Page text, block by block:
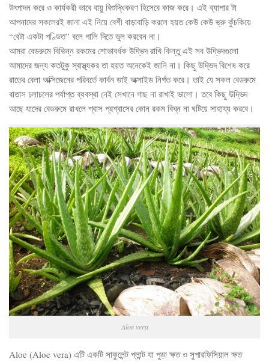
উৎপাদন করে ও কার্যকরী ভাবে বায়ু বিশুদ্ধিকরণ হিসেবে কাজ করে। এই ব্যাপার টা
আপনাদের সকলেরই জানা এই নিয়ে বেশী বাড়াবাড়ি করলে হয়ত কেউ কেউ ভ্রু কুঁচকিয়ে
“বেটা একটা পণ্ডিত” বলে গালি দিতে ভুল করবেন না।
আমরা বেডরুমে বিভিন্ন রকমের শোভাবর্ধক উদ্ভিদ রাখি কিন্তু এই সব উদ্ভিদগুলো
আমাদের জন্য কতটুকু স্বাস্থ্যকর তা হয়ত অনেকেই জানি না। কিছু উদ্ভিদ বিশেষ করে
রাতের বেলা অক্সিজেনের পরিবর্তে কার্বন ডাই অক্সাইড নির্গত করে। তাই যে সকল বেডরুমে
বাতাস চলাচলের পর্যাপ্ত ব্যবস্থা নেই সেখানে গাছ না রাখাই ভালো। তবে কিছু উদ্ভিদ
আছে যাদের বেডরুমে রাখলে শ্বাস প্রশ্বাসের কোন রকম বিঘ্ন না ঘটিয়ে সাহায্য করবে।
Aloe vera
Aloe (Aloe vera) এটি একটি সাকুলেন্ট প্লান্ট যা পুড়া ক্ষত ও সুপারফিসিয়াল ক্ষত